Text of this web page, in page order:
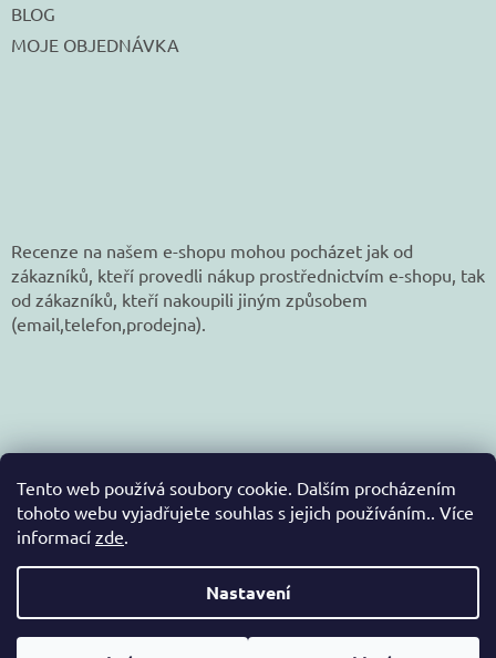
Tento web používá soubory cookie. Dalším procházením
tohoto webu vyjadřujete souhlas s jejich používáním.. Více
informací zde.
Nastavení
BLOG
MOJE OBJEDNÁVKA
Recenze na našem e-shopu mohou pocházet jak od
zákazníků, kteří provedli nákup prostřednictvím e-shopu, tak
od zákazníků, kteří nakoupili jiným způsobem
(email,telefon,prodejna).
Vytvořil Shoptet
Copyright 2026jetex-eshop.cz. Všechna práva